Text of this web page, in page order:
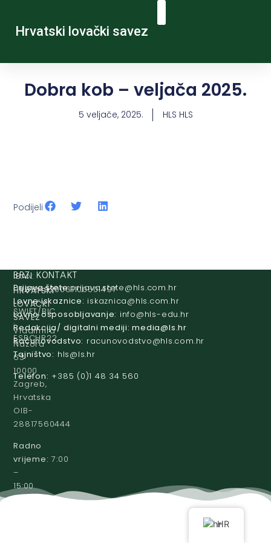
Hrvatski lovački savez
Dobra kob – veljača 2025.
5 veljače, 2025. HLS HLS
Podijeli
HRVATSKI
LOVAČKI
SAVEZ
Vladimira
Nazora
63
10000
Zagreb,
Hrvatska
OIB-
28817560444
Radno
vrijeme: 7:00
–
15:00
IBAN:
HR8124020061100501497
SWIFT/BIC
:
ESBCHR22
BRZI KONTAKT
Prijava štete: rh.moc.slh
@etets.avajirp
Lovne iskaznice:
rh.moc.slh
@acinzaksi
Lovno osposobljavanje:
rh.ude-slh
@ofni
Redakcija/ digitalni mediji:
rh.sl
@aidem
Računovodstvo:
rh.moc.slh
@ovtsdovonucar
Tajništvo:
rh.sl
@slh
Telefon: +385 (0)1 48 34 560
HR